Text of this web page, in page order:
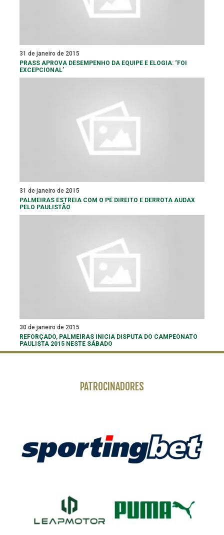
31 de janeiro de 2015
PRASS APROVA DESEMPENHO DA EQUIPE E ELOGIA: ‘FOI
EXCEPCIONAL’
31 de janeiro de 2015
PALMEIRAS ESTREIA COM O PÉ DIREITO E DERROTA AUDAX
PELO PAULISTÃO
30 de janeiro de 2015
REFORÇADO, PALMEIRAS INICIA DISPUTA DO CAMPEONATO
PAULISTA 2015 NESTE SÁBADO
PATROCINADORES